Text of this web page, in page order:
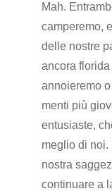
Mah.
camperemo,
delle nostre
ancora
annoieremo
menti più
entusiaste,
meglio di noi.
nostra
continuare a